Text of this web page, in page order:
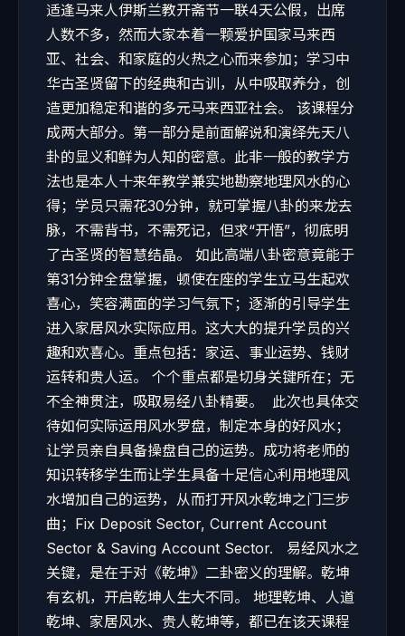
适逢马来人伊斯兰教开斋节一联4天公假，出席
人数不多，然而大家本着一颗爱护国家马来西
亚、社会、和家庭的火热之心而来参加；学习中
华古圣贤留下的经典和古训，从中吸取养分，创
造更加稳定和谐的多元马来西亚社会。 该课程分
成两大部分。第一部分是前面解说和演绎先天八
卦的显义和鲜为人知的密意。此非一般的教学方
法也是本人十来年教学兼实地勘察地理风水的心
得；学员只需花30分钟，就可掌握八卦的来龙去
脉，不需背书，不需死记，但求“开悟”，彻底明
了古圣贤的智慧结晶。 如此高端八卦密意竟能于
第31分钟全盘掌握，顿使在座的学生立马生起欢
喜心，笑容满面的学习气氛下；逐渐的引导学生
进入家居风水实际应用。这大大的提升学员的兴
趣和欢喜心。重点包括：家运、事业运势、钱财
运转和贵人运。 个个重点都是切身关键所在；无
不全神贯注，吸取易经八卦精要。 此次也具体交
待如何实际运用风水罗盘，制定本身的好风水；
让学员亲自具备操盘自己的运势。成功将老师的
知识转移学生而让学生具备十足信心利用地理风
水增加自己的运势，从而打开风水乾坤之门三步
曲；Fix Deposit Sector, Current Account
Sector & Saving Account Sector. 易经风水之
关键，是在于对《乾坤》二卦密义的理解。乾坤
有玄机，开启乾坤人生大不同。 地理乾坤、人道
乾坤、家居风水、贵人乾坤等，都已在该天课程